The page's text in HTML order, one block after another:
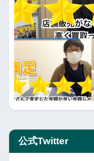
公式Twitter